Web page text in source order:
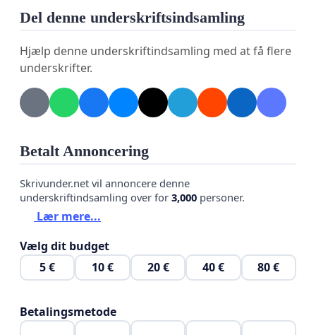
ligebehandling i kommunal forvaltning.
proportionalitet i beslutninger.
Grøn omstilling må aldrig blive en undskyldning for
at forskelsbehandle eller presse borgere og
København skal være en by med balance, respekt
og sund fornuft - for alle.
Skriv under og vis, at du støtter en by, der fungerer
Del denne underskriftsindsamling
Hjælp denne underskriftindsamling med at få flere
underskrifter.
Betalt Annoncering
Skrivunder.net vil annoncere denne
underskriftindsamling over for 3,000 personer.
Lær mere...
Vælg dit budget
5 €
10 € 20 € 40 € 80 €
Betalingsmetode